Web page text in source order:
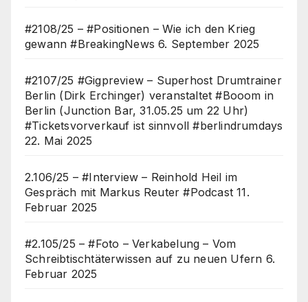
#2108/25 – #Positionen – Wie ich den Krieg
gewann #BreakingNews 6. September 2025
#2107/25 #Gigpreview – Superhost Drumtrainer
Berlin (Dirk Erchinger) veranstaltet #Booom in
Berlin (Junction Bar, 31.05.25 um 22 Uhr)
#Ticketsvorverkauf ist sinnvoll #berlindrumdays
22. Mai 2025
2.106/25 – #Interview – Reinhold Heil im
Gespräch mit Markus Reuter #Podcast 11.
Februar 2025
#2.105/25 – #Foto – Verkabelung – Vom
Schreibtischtäterwissen auf zu neuen Ufern 6.
Februar 2025